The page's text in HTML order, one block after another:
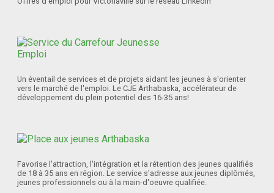
Un éventail de services et de projets aidant les jeunes à s'orienter
vers le marché de l'emploi. Le CJE Arthabaska, accélérateur de
développement du plein potentiel des 16-35 ans!
Favorise l'attraction, l'intégration et la rétention des jeunes qualifiés
de 18 à 35 ans en région. Le service s'adresse aux jeunes diplômés,
jeunes professionnels ou à la main-d'oeuvre qualifiée.